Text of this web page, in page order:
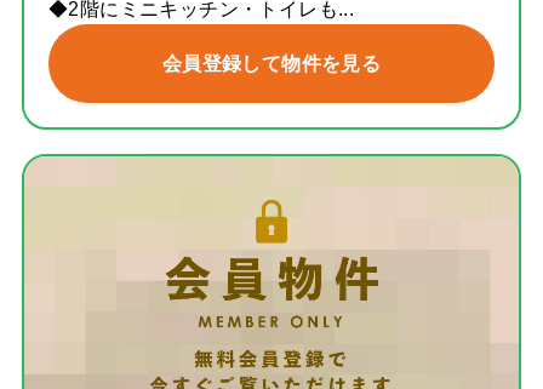
◆2階にミニキッチン・トイレも...
会員登録して物件を見る